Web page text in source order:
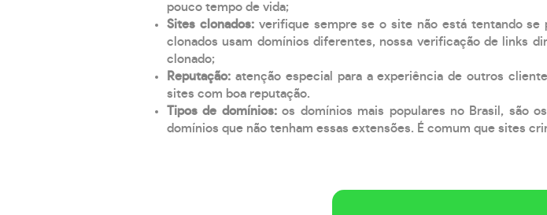
pouco tempo de vida;
Sites clonados: verifique sempre se o site não está tentando se
clonados usam domínios diferentes, nossa verificação de links
clonado;
Reputação: atenção especial para a experiência de outros
sites com boa reputação.
Tipos de domínios:os domínios mais populares no Brasil, são
domínios que não tenham essas extensões. É comum que sites